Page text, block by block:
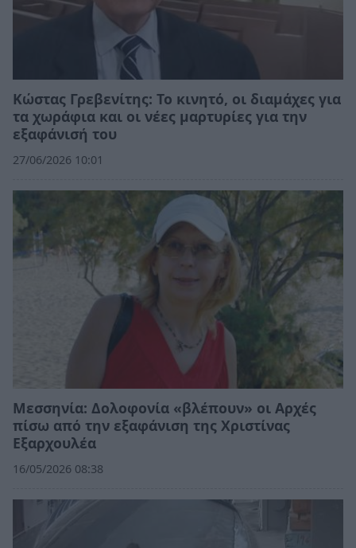
Κώστας Γρεβενίτης: Το κινητό, οι διαμάχες για
τα χωράφια και οι νέες μαρτυρίες για την
εξαφάνισή του
27/06/2026 10:01
Μεσσηνία: Δολοφονία «βλέπουν» οι Αρχές
πίσω από την εξαφάνιση της Χριστίνας
Εξαρχουλέα
16/05/2026 08:38